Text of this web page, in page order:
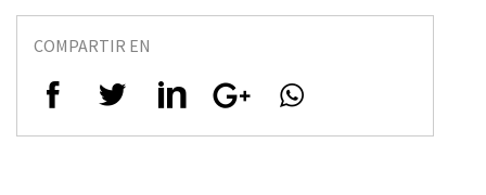
COMPARTIR EN